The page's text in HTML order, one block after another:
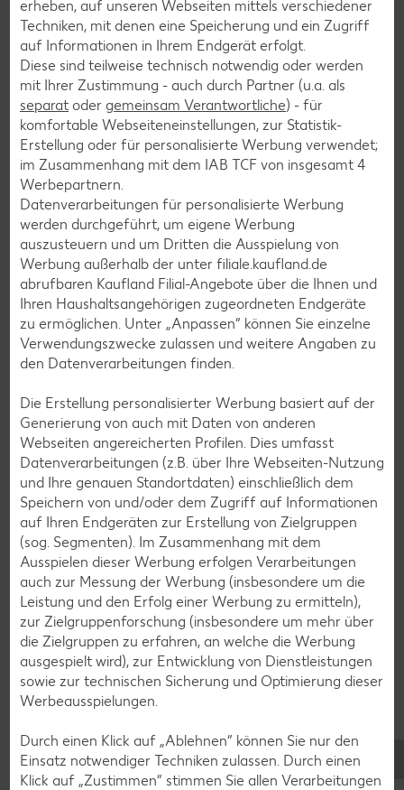
Flammkuchen-Rezepte
Frühstücksrezepte
Salat-Rezepte
Spargel-Rezepte
Fleisch-Rezepte
Fisch-Rezepte
Geflügel-Rezepte
Lamm-Rezepte
Grill-Rezepte
Muffin-Rezepte
Apfelkuchen-Rezepte
Schokokuchen-Rezepte
Torten-Rezepte
Eis-Rezepte
Pfannkuchen-Rezepte
Plätzchen-Rezepte
Smoothie-Rezepte
Bowle-Rezepte
Cocktail-Rezepte
Avocado-Rezepte
Erdbeer-Rezepte
Blaubeer-Rezepte
Bananen-Rezepte
erheben, auf unseren Webseiten mittels verschiedener
Techniken, mit denen eine Speicherung und ein Zugriff
auf Informationen in Ihrem Endgerät erfolgt.
Diese sind teilweise technisch notwendig oder werden
mit Ihrer Zustimmung - auch durch Partner (u.a. als
separat oder gemeinsam Verantwortliche) - für
komfortable Webseiteneinstellungen, zur Statistik-
Erstellung oder für personalisierte Werbung verwendet;
im Zusammenhang mit dem IAB TCF von insgesamt 4
Werbepartnern.
Datenverarbeitungen für personalisierte Werbung
werden durchgeführt, um eigene Werbung
auszusteuern und um Dritten die Ausspielung von
Werbung außerhalb der unter filiale.kaufland.de
abrufbaren Kaufland Filial-Angebote über die Ihnen und
Ihren Haushaltsangehörigen zugeordneten Endgeräte
zu ermöglichen. Unter „Anpassen“ können Sie einzelne
Verwendungszwecke zulassen und weitere Angaben zu
den Datenverarbeitungen finden.
Die Erstellung personalisierter Werbung basiert auf der
Generierung von auch mit Daten von anderen
Webseiten angereicherten Profilen. Dies umfasst
Datenverarbeitungen (z.B. über Ihre Webseiten-Nutzung
und Ihre genauen Standortdaten) einschließlich dem
Speichern von und/oder dem Zugriff auf Informationen
auf Ihren Endgeräten zur Erstellung von Zielgruppen
(sog. Segmenten). Im Zusammenhang mit dem
Ausspielen dieser Werbung erfolgen Verarbeitungen
auch zur Messung der Werbung (insbesondere um die
Leistung und den Erfolg einer Werbung zu ermitteln),
zur Zielgruppenforschung (insbesondere um mehr über
die Zielgruppen zu erfahren, an welche die Werbung
ausgespielt wird), zur Entwicklung von Dienstleistungen
sowie zur technischen Sicherung und Optimierung dieser
Werbeausspielungen.
Durch einen Klick auf „Ablehnen“ können Sie nur den
Einsatz notwendiger Techniken zulassen. Durch einen
Klick auf „Zustimmen“ stimmen Sie allen Verarbeitungen